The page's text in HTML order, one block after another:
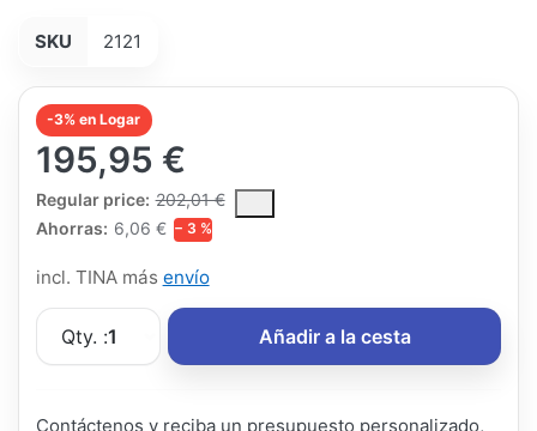
SKU 2121
-3% en Logar
195,95 €
Regular price: 202,01 €
The Regular Price is the median selling price paid by
Ahorras: 6,06 € − 3 %
incl. TINA más envío
Qty. :1 Añadir a la cesta
Contáctenos y reciba un presupuesto personalizado,